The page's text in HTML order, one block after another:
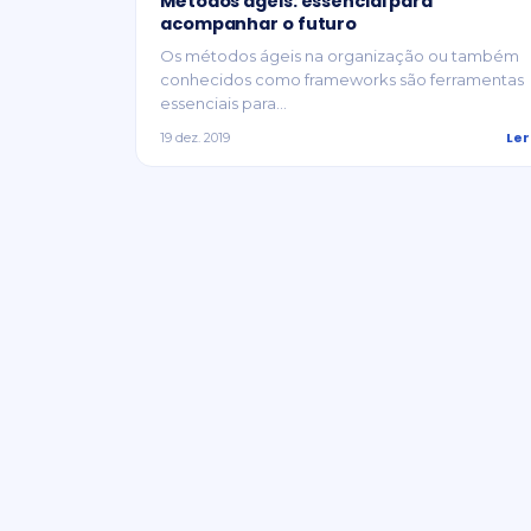
acompanhar o futuro
Os métodos ágeis na organização ou também
conhecidos como frameworks são ferramentas
essenciais para...
19 dez. 2019